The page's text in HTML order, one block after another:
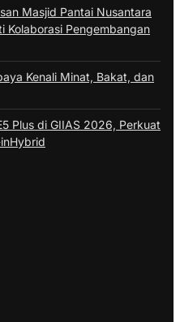
Masjid Pantai Nusantara
Kolaborasi Pengembangan
Kenali Minat, Bakat, dan
Plus di GIIAS 2026, Perkuat